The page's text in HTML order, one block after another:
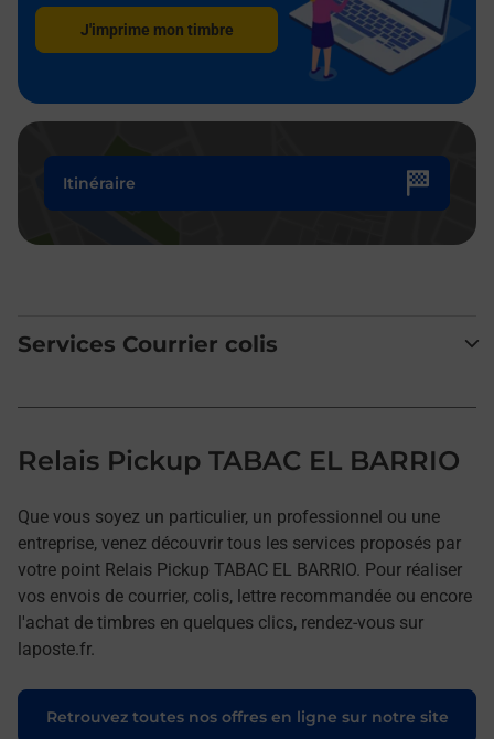
J'imprime mon timbre
Itinéraire
Services Courrier colis
Relais Pickup TABAC EL BARRIO
Que vous soyez un particulier, un professionnel ou une
entreprise, venez découvrir tous les services proposés par
votre point Relais Pickup TABAC EL BARRIO. Pour réaliser
vos envois de courrier, colis, lettre recommandée ou encore
l'achat de timbres en quelques clics, rendez-vous sur
laposte.fr.
Retrouvez toutes nos offres en ligne sur notre site